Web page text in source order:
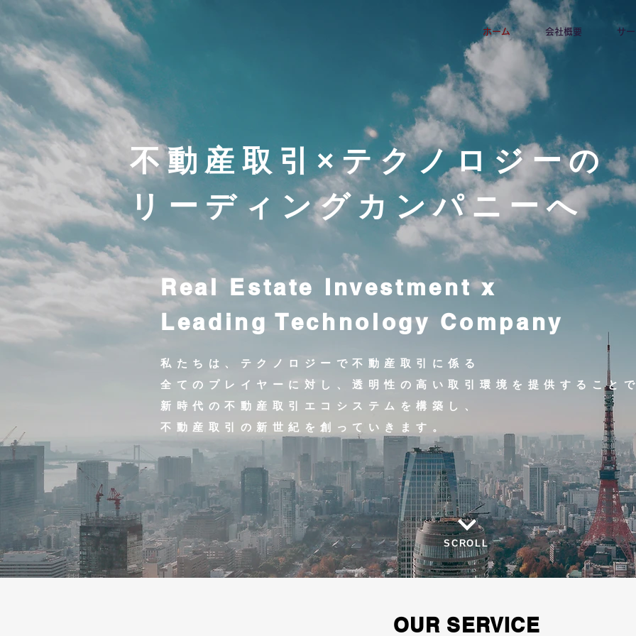
ホーム 会社概要 サ
不動産取引×テクノロジーの
リーディングカンパニーへ
Real Estate Investment x
Leading Technology Company
私たちは、テクノロジーで不動産取引に係る
全てのプレイヤーに対し、透明性の高い取引環境を提供すること
新時代の不動産取引エコシステムを構築し、
不動産取引の新世紀を創っていきます。
SCROLL
OUR SERVICE